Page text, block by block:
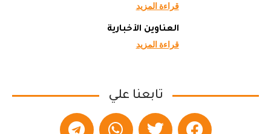
قراءة المزيد
العناوين الأخبارية
قراءة المزيد
تابعنا علي